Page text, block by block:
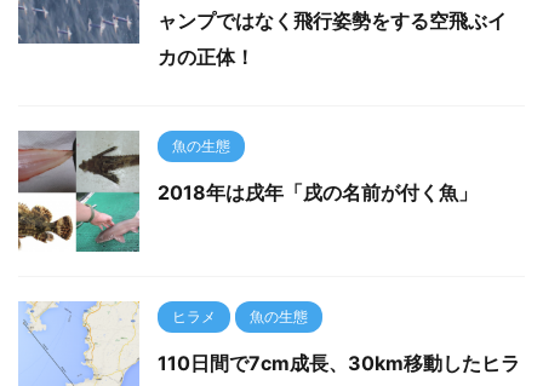
ャンプではなく飛行姿勢をする空飛ぶイ
カの正体！
魚の生態
2018年は戌年「戌の名前が付く魚」
ヒラメ 魚の生態
110日間で7cm成長、30km移動したヒラ